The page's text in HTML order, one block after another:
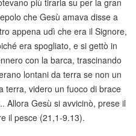
più tirarla su per la gran
che Gesù amava disse a
appena udì che era il Signore,
era spogliato, e si gettò in
con la barca, trascinando
lontani da terra se non un
terra, videro un fuoco di brace
Allora Gesù si avvicinò, prese il
il pesce (21,1-9.13).